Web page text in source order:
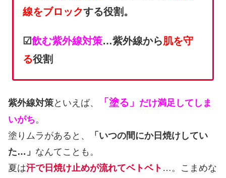
線をブロックする役割。
☑飲む紫外線対策…紫外線から肌を守
る役割
紫外線対策といえば、 「塗る」 だけ満足してしま
いがち。
塗りムラがあると、
「いつの間にか日焼けしてい
た…」 なんてことも。
夏は汗で日焼け止めが流れてベトベト …。こまめな